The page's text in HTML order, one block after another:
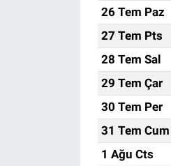
26 Tem Paz
27 Tem Pts
28 Tem Sal
29 Tem Çar
30 Tem Per
31 Tem Cum
1 Ağu Cts